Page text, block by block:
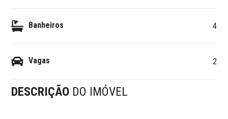
Banheiros 4
Vagas 2
DESCRIÇÃO DO IMÓVEL